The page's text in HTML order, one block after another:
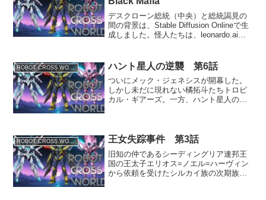
デスクローン総統（中央）と総統謁見の
間の背景は、Stable Diffusion Onlineで生
成しました。怪人たちは、leonardo.aiの
明の怪人...
ROBOT CROSS WORLD ハント星人の逆襲 第6話
ついにメック・ジェネシスが開幕した。
しかし未だに現れない橘拓斗たちトロピ
カル・ギアーズ。一方、ハント星人の駆
友美を捕らえる。※cha...
ROBOT CROSS WORLD 王女失踪事件 第3話
旧知の仲であるシーディングリア連邦王
国の王太子エリオス=ノエル=ハーヴィン
から依頼を受けたシルカイ族の次期族長